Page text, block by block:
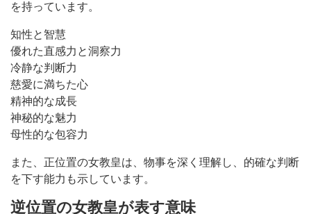
を持っています。
知性と智慧
優れた直感力と洞察力
冷静な判断力
慈愛に満ちた心
精神的な成長
神秘的な魅力
母性的な包容力
また、正位置の女教皇は、物事を深く理解し、的確な判断
を下す能力も示しています。
逆位置の女教皇が表す意味